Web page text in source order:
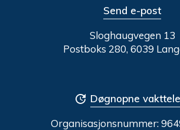
Send e-post
Sloghaugvegen 13
Postboks 280, 6039
Døgnopne
Organisasjonsnummer: